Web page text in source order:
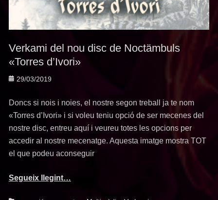
Verkami del nou disc de Noctämbuls
«Torres d’Ivori»
Posted
29/03/2019
Doncs si nois i noies, el nostre segon treball ja te nom
«Torres d’Ivori» i si voleu teniu opció de ser mecenes del
nostre disc, entreu aquí i veureu totes les opcions per
accedir al nostre mecenatge. Aquesta imatge mostra TOT
el que podeu aconseguir
Segueix llegint…